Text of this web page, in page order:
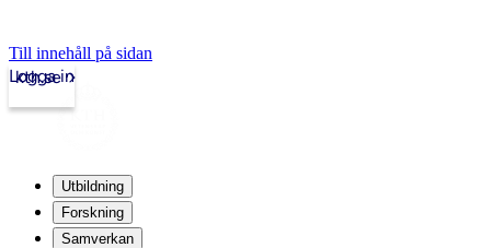
Till innehåll på sidan
kth.se
Logga in
Utbildning
Forskning
Samverkan